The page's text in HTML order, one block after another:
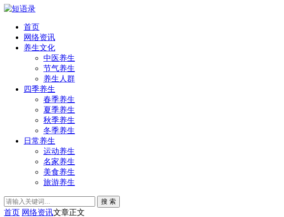
首页
网络资讯
养生文化
中医养生
节气养生
养生人群
四季养生
春季养生
夏季养生
秋季养生
冬季养生
日常养生
运动养生
名家养生
美食养生
旅游养生
搜 索
首页 网络资讯文章正文